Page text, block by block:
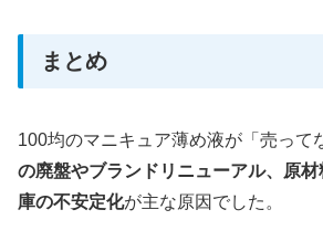
まとめ
100均のマニキュア薄め液が「売って
の廃盤やブランドリニューアル、原
庫の不安定化が主な原因でした。